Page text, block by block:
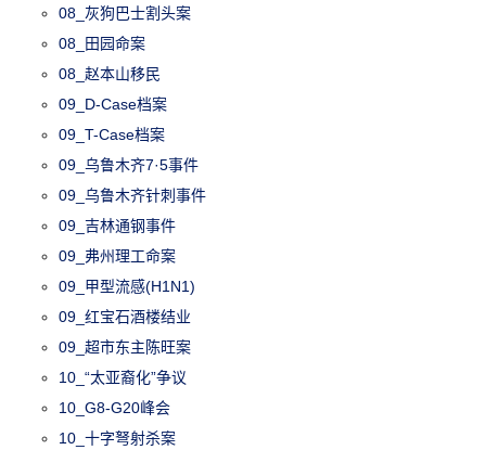
08_灰狗巴士割头案
08_田园命案
08_赵本山移民
09_D-Case档案
09_T-Case档案
09_乌鲁木齐7·5事件
09_乌鲁木齐针刺事件
09_吉林通钢事件
09_弗州理工命案
09_甲型流感(H1N1)
09_红宝石酒楼结业
09_超市东主陈旺案
10_“太亚裔化”争议
10_G8-G20峰会
10_十字弩射杀案